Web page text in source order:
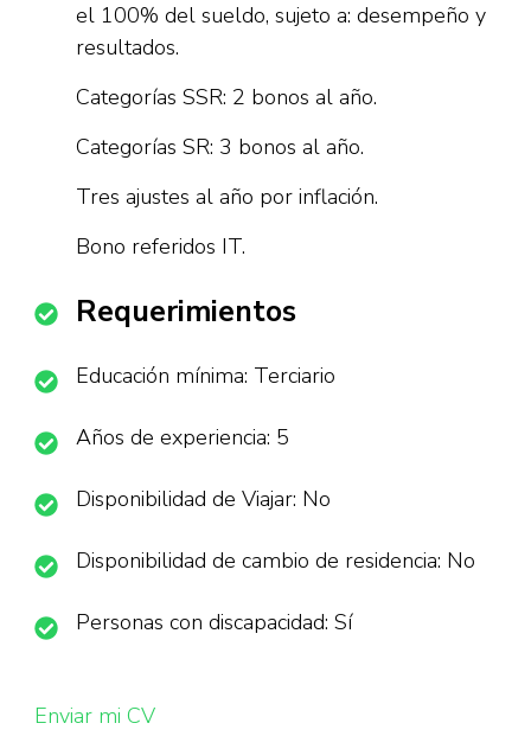
el 100% del sueldo, sujeto a: desempeño y
resultados.
Categorías SSR: 2 bonos al año.
Categorías SR: 3 bonos al año.
Tres ajustes al año por inflación.
Bono referidos IT.
Requerimientos
Educación mínima: Terciario
Años de experiencia: 5
Disponibilidad de Viajar: No
Disponibilidad de cambio de residencia: No
Personas con discapacidad: Sí
Enviar mi CV